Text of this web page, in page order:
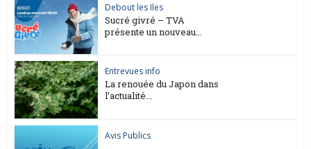
Debout les Iles
Sucré givré – TVA
présente un nouveau...
Entrevues info
La renouée du Japon dans
l’actualité...
Avis Publics